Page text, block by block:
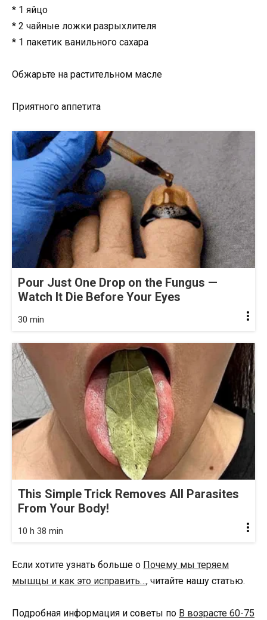
* 1 яйцо
* 2 чайные ложки разрыхлителя
* 1 пакетик ванильного сахара
Обжарьте на растительном масле
Приятного аппетита
Pour Just One Drop on the Fungus —
Watch It Die Before Your Eyes
30 min
This Simple Trick Removes All Parasites
From Your Body!
10 h 38 min
Если хотите узнать больше о Почему мы теряем
мышцы и как это исправить…, читайте нашу статью.
Подробная информация и советы по В возрасте 60-75